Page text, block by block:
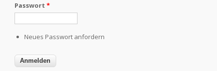
Passwort *
Neues Passwort anfordern